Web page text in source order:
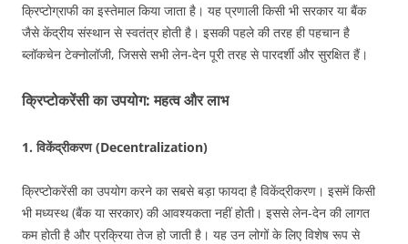
क्रिप्टोग्राफी का इस्तेमाल किया जाता है। यह प्रणाली किसी भी सरकार या बैंक
जैसे केंद्रीय संस्थान से स्वतंत्र होती है। इसकी पहले की तरह ही पहचान है
ब्लॉकचेन टेक्नोलॉजी, जिससे सभी लेन-देन पूरी तरह से पारदर्शी और सुरक्षित हैं।
क्रिप्टोकरेंसी का उपयोग: महत्व और लाभ
1.विकेंद्रीकरण (Decentralization)
क्रिप्टोकरेंसी का उपयोग करने का सबसे बड़ा फायदा है विकेंद्रीकरण। इसमें किसी
भी मध्यस्थ (बैंक या सरकार) की आवश्यकता नहीं होती। इससे लेन-देन की लागत
कम होती है और प्रक्रिया तेज हो जाती है। यह उन लोगों के लिए विशेष रूप से